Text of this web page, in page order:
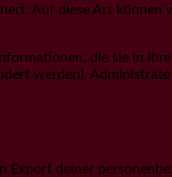
Auf diese Art können
die sie in
werden).
deiner